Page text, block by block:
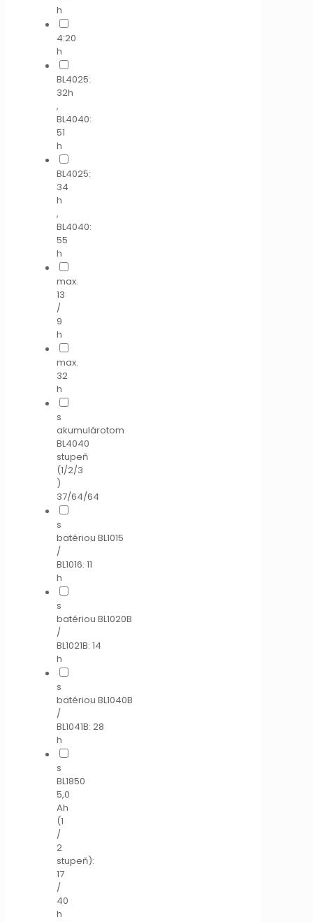
h
4:20
h
BL4025:
32h
,
BL4040:
51
h
BL4025:
34
h
,
BL4040:
55
h
max.
13
/
9
h
max.
32
h
s
akumulárotom
BL4040
stupeň
(1/2/3
)
37/64/64
s
batériou BL1015
/
BL1016: 11
h
s
batériou BL1020B
/
BL1021B: 14
h
s
batériou BL1040B
/
BL1041B: 28
h
s
BL1850
5,0
Ah
(1
/
2
stupeň):
17
/
40
h